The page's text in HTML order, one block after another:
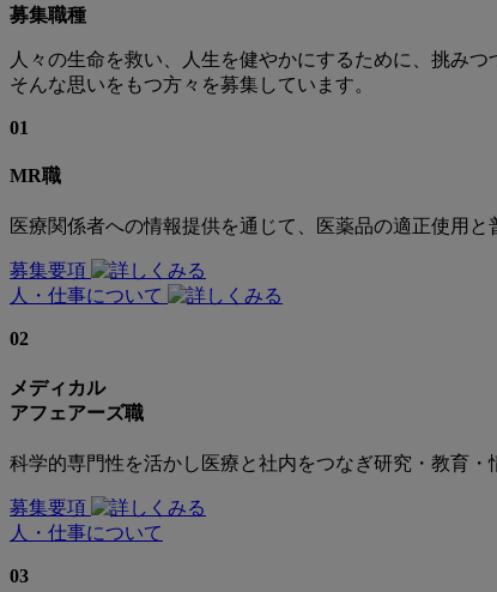
募集職種
人々の生命を救い、人生を健やかにするために、挑みつ
そんな思いをもつ方々を募集しています。
01
MR職
医療関係者への情報提供を通じて、医薬品の適正使用と
募集要項
人・仕事について
02
メディカル
アフェアーズ職
科学的専門性を活かし医療と社内をつなぎ研究・教育・
募集要項
人・仕事について
03